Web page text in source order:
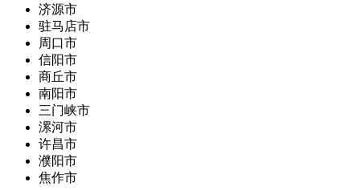
济源市
驻马店市
周口市
信阳市
商丘市
南阳市
三门峡市
漯河市
许昌市
濮阳市
焦作市